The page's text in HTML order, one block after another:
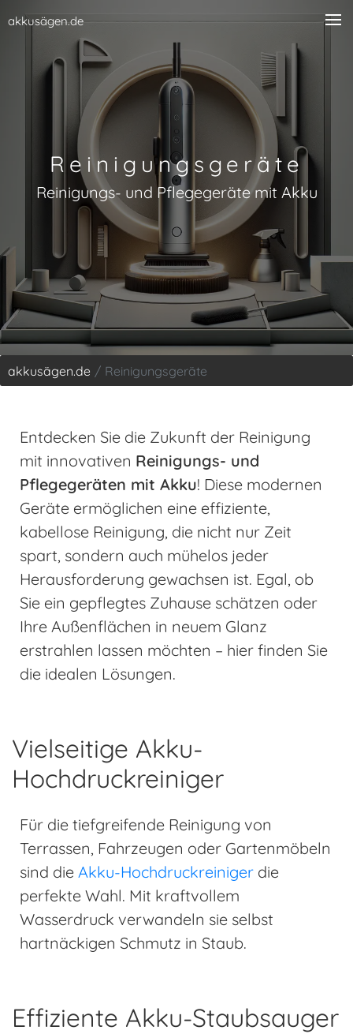
akkusägen.de
Reinigungsgeräte
Reinigungs- und Pflegegeräte mit Akku
akkusägen.de Reinigungsgeräte
Entdecken Sie die Zukunft der Reinigung
mit innovativen Reinigungs- und
Pflegegeräten mit Akku! Diese modernen
Geräte ermöglichen eine effiziente,
kabellose Reinigung, die nicht nur Zeit
spart, sondern auch mühelos jeder
Herausforderung gewachsen ist. Egal, ob
Sie ein gepflegtes Zuhause schätzen oder
Ihre Außenflächen in neuem Glanz
erstrahlen lassen möchten – hier finden Sie
die idealen Lösungen.
Vielseitige Akku-
Hochdruckreiniger
Für die tiefgreifende Reinigung von
Terrassen, Fahrzeugen oder Gartenmöbeln
sind die Akku-Hochdruckreiniger die
perfekte Wahl. Mit kraftvollem
Wasserdruck verwandeln sie selbst
hartnäckigen Schmutz in Staub.
Effiziente Akku-Staubsauger